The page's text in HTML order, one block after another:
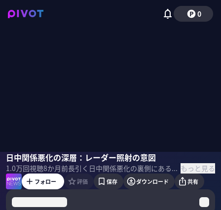
0
日中関係悪化の深層：レーダー照射の意図
1.0万回視聴8か月前 長引く日中関係悪化の裏側にある中国の「認知戦」について解説。自らを新秩序の担い手とし、日本を悪役に仕立てるイメージ戦略が対日圧力の深層にあるという。深刻な国内経済を背景とした経済カードのジレンマ、邦人拘束リスク、そして日本の世論分断を狙う情報工作についても考察する。 ▼プロフィール 江藤名保子｜学習院大学法学部教授 地経学研究所 中国グループ長。専門は東アジア国際政治、日中関係。スタンフォード大学修士課程、慶應義塾大学博士課程修了。博士（法学）。JETRO アジア経済研究所、人間文化研究機構地域研究推進センターなどを経て現職。 ＜目次＞ もっと見る
江藤名保子小手森千紗
フォロー 評価 保存 ダウンロード 共有